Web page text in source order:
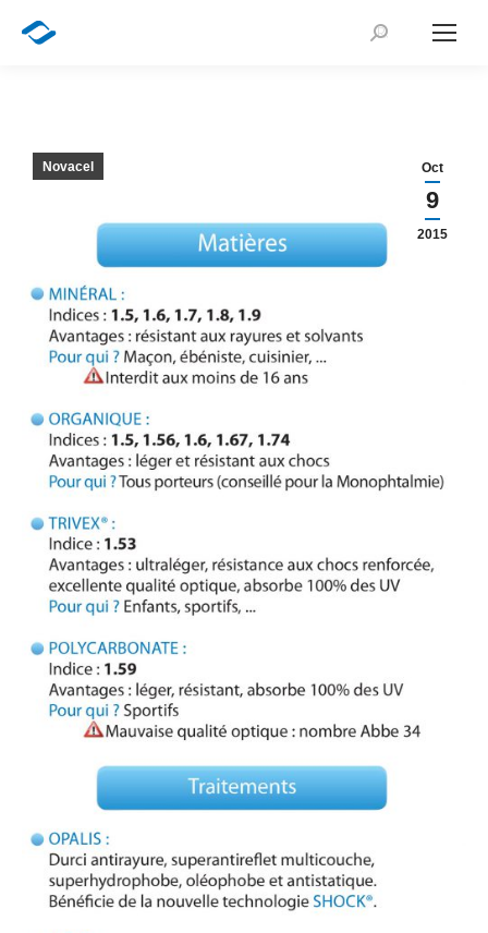
Recherche
Oct
9
2015
Novacel